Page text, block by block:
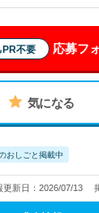
PR不要 応募フ
気になる
おしごと掲載中
更新日：2026/07/13